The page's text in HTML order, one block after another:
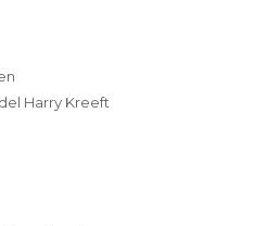
Harry Kreeft